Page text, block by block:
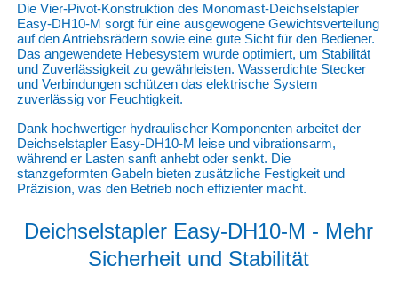
Die Vier-Pivot-Konstruktion des Monomast-Deichselstapler
Easy-DH10-M sorgt für eine ausgewogene Gewichtsverteilung
auf den Antriebsrädern sowie eine gute Sicht für den Bediener.
Das angewendete Hebesystem wurde optimiert, um Stabilität
und Zuverlässigkeit zu gewährleisten. Wasserdichte Stecker
und Verbindungen schützen das elektrische System
zuverlässig vor Feuchtigkeit.
Dank hochwertiger hydraulischer Komponenten arbeitet der
Deichselstapler Easy-DH10-M leise und vibrationsarm,
während er Lasten sanft anhebt oder senkt. Die
stanzgeformten Gabeln bieten zusätzliche Festigkeit und
Präzision, was den Betrieb noch effizienter macht.
Deichselstapler Easy-DH10-M - Mehr
Sicherheit und Stabilität